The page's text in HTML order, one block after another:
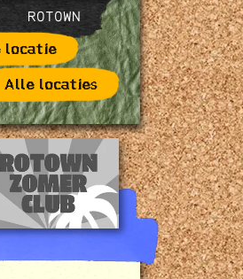
ROTOWN
locatie
Alle locaties